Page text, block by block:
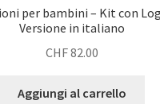
per bambini – Kit con
Versione in italiano
CHF82.00
Aggiungi al carrello